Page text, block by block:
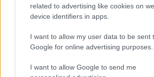
related to advertising like cookies on
device identifiers in apps.
I want to allow my user data to be sent
Google for online advertising purposes.
I want to allow Google to send me
Új és Használt GSM kiemelt ajánlatok
Apple iPhone 15 Plus